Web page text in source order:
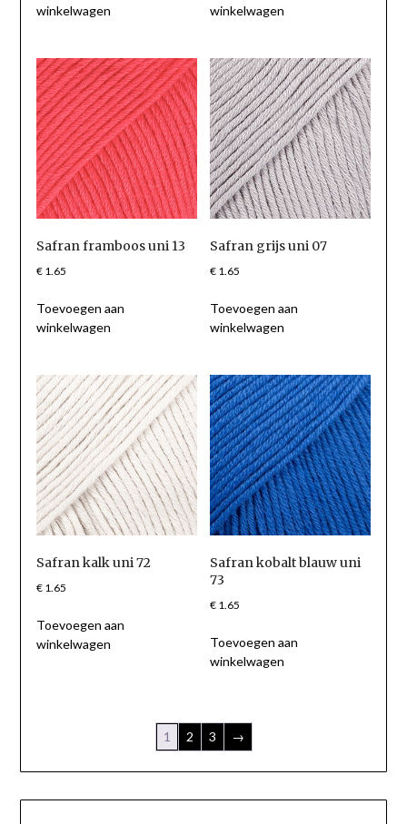
winkelwagen winkelwagen
Safran framboos uni 13
€1.65
Toevoegen aan
winkelwagen
Safran grijs uni 07
€ 1.65
Toevoegen aan
winkelwagen
Safran kalk uni 72
€1.65
Toevoegen aan
winkelwagen
Safran kobalt blauw uni
73
€ 1.65
Toevoegen aan
winkelwagen
1 2 3 →